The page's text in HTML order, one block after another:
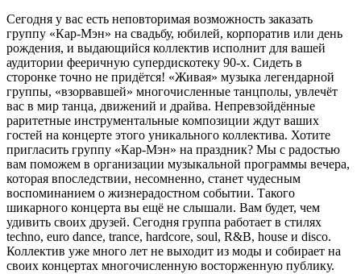
Сегодня у вас есть неповторимая возможность заказать
группу «Кар-Мэн» на свадьбу, юбилей, корпоратив или день
рождения, и выдающийся коллектив исполнит для вашей
аудитории фееричную супердискотеку 90-х. Сидеть в
сторонке точно не придётся! «Живая» музыка легендарной
группы, «взорвавшей» многочисленные танцполы, увлечёт
вас в мир танца, движений и драйва. Непревзойдённые
раритетные инструментальные композиции ждут ваших
гостей на концерте этого уникального коллектива. Хотите
пригласить группу «Кар-Мэн» на праздник? Мы с радостью
вам поможем в организации музыкальной программы вечера,
которая впоследствии, несомненно, станет чудесным
воспоминанием о жизнерадостном событии. Такого
шикарного концерта вы ещё не слышали. Вам будет, чем
удивить своих друзей. Сегодня группа работает в стилях
techno, euro dance, trance, hardcore, soul, R&B, house и disco.
Коллектив уже много лет не выходит из моды и собирает на
своих концертах многочисленную восторженную публику.